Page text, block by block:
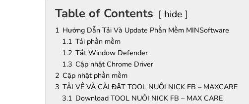
Table of Contents hide
1 Hướng Dẫn Tải Và Update Phần Mềm MINSoftware
1.1 Tải phần mềm
1.2 Tắt Window Defender
1.3 Cập nhật Chrome Driver
2 Cập nhật phần mềm
3 TẢI VỀ VÀ CÀI ĐẶT TOOL NUÔI NICK FB – MAXCARE
3.1 Download TOOL NUÔI NICK FB – MAX CARE